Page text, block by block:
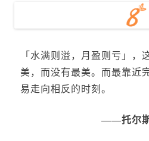
「水满则溢，月盈则亏」，
美，而没有最美。而最靠近
易走向相反的时刻。
——托尔斯